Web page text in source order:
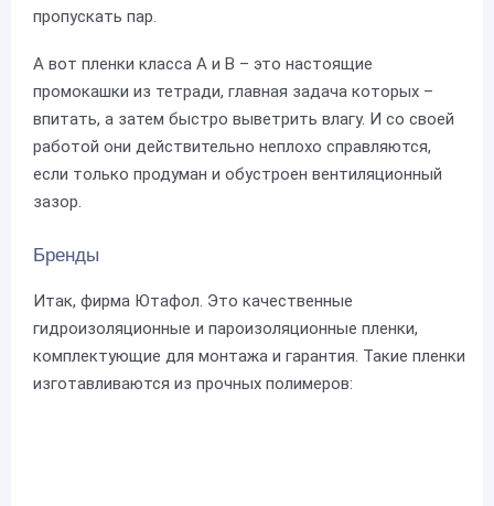
пропускать пар.
А вот пленки класса А и В – это настоящие
промокашки из тетради, главная задача которых –
впитать, а затем быстро выветрить влагу. И со своей
работой они действительно неплохо справляются,
если только продуман и обустроен вентиляционный
зазор.
Бренды
Итак, фирма Ютафол. Это качественные
гидроизоляционные и пароизоляционные пленки,
комплектующие для монтажа и гарантия. Такие пленки
изготавливаются из прочных полимеров: